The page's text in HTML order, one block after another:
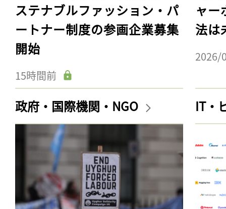
ステナブルファッション・パ
ートナー制度の参画企業募集
開始
15時間前
ャー
法は
2026/
政府・国際機関・NGO IT・